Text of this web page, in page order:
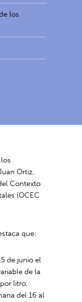
los
Ortiz,
Contexto
(OCEC
que:
de junio el
de la
litro,
del 16 al